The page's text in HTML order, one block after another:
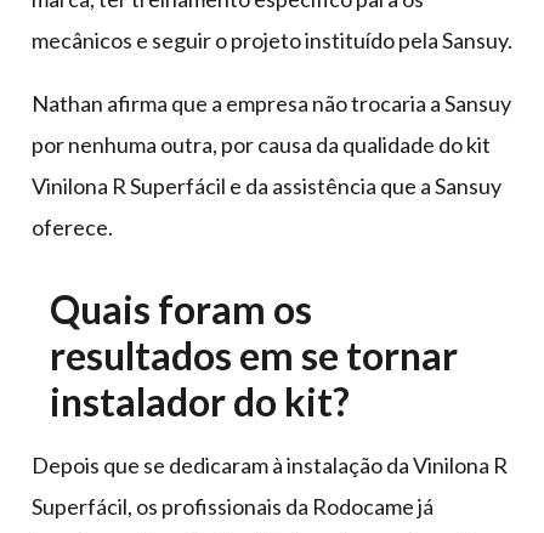
mecânicos e seguir o projeto instituído pela Sansuy.
Nathan afirma que a empresa não trocaria a Sansuy
por nenhuma outra, por causa da qualidade do kit
Vinilona R Superfácil e da assistência que a Sansuy
oferece.
Quais foram os
resultados em se tornar
instalador do kit?
Depois que se dedicaram à instalação da Vinilona R
Superfácil, os profissionais da Rodocame já